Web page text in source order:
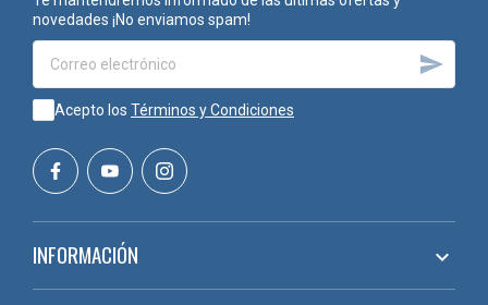
novedades ¡No enviamos spam!

Acepto los Términos y Condiciones
INFORMACIÓN 